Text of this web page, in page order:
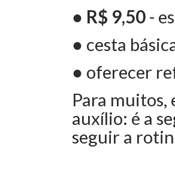
● R$ 9,50 -
● cesta
● oferecer
Para muitos,
auxílio: é a
seguir a